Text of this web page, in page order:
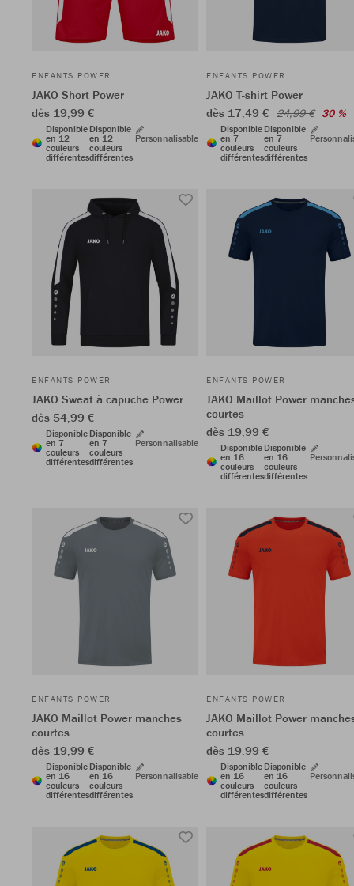
ENFANTS POWER
JAKO Short Power
dès 19,99 €
Disponible
en 12
couleurs
différentes
Disponible
en 12
couleurs
différentes
Personnalisable
ENFANTS POWER
JAKO T-shirt Power
dès 17,49 € 24,99 € 30 %
Disponible
en 7
couleurs
différentes
Disponible
en 7
couleurs
différentes
ENFANTS POWER
JAKO Sweat à capuche Power
dès 54,99 €
Disponible
en 7
couleurs
différentes
Disponible
en 7
couleurs
différentes
Personnalisable
ENFANTS POWER
JAKO Maillot Power
courtes
dès 19,99 €
Disponible
en 16
couleurs
différentes
Disponible
en 16
couleurs
différentes
ENFANTS POWER
JAKO Maillot Power manches
courtes
dès 19,99 €
Disponible
en 16
couleurs
différentes
Disponible
en 16
couleurs
différentes
Personnalisable
ENFANTS POWER
JAKO Maillot Power
courtes
dès 19,99 €
Disponible
en 16
couleurs
différentes
Disponible
en 16
couleurs
différentes